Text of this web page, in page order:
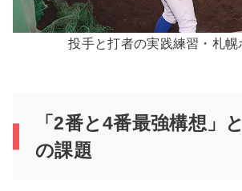
投手と打者の実践練習・札幌
「2番と4番最強構想」
の課題